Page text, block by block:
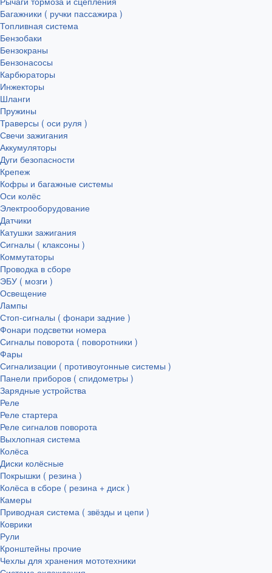
Багажники ( ручки пассажира )
Топливная система
Бензобаки
Бензокраны
Бензонасосы
Карбюраторы
Инжекторы
Шланги
Пружины
Траверсы ( оси руля )
Свечи зажигания
Аккумуляторы
Дуги безопасности
Крепеж
Кофры и багажные системы
Оси колёс
Электрооборудование
Датчики
Катушки зажигания
Сигналы ( клаксоны )
Коммутаторы
Проводка в сборе
ЭБУ ( мозги )
Освещение
Лампы
Стоп-сигналы ( фонари задние )
Фонари подсветки номера
Сигналы поворота ( поворотники )
Фары
Сигнализации ( противоугонные системы )
Панели приборов ( спидометры )
Зарядные устройства
Реле
Реле стартера
Реле сигналов поворота
Выхлопная система
Колёса
Диски колёсные
Покрышки ( резина )
Колёса в сборе ( резина + диск )
Камеры
Приводная система ( звёзды и цепи )
Коврики
Рули
Кронштейны прочие
Чехлы для хранения мототехники